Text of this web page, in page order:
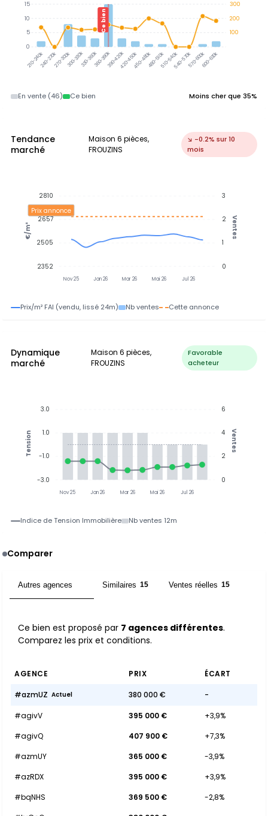
210-240k240-270k270-300k300-330k330-360k360-390k390-420k420-450k450-480k480-510k510-540k540-570k570-600k600-630k
Ce bien
300
200
100
15
10
5
0
En vente (46) Ce bien Moins cher que 35%
Tendance
marché
Maison 6 pièces,
FROUZINS
↘ -0.2% sur 10
mois
Nov 25 Jan 26 Mar 26 Mai 26 Jul 26
Prix annonce
3
2
1
0
Ventes
2810
2657
2505
2352
€/m²
Prix/m² FAI (vendu, lissé 24m) Nb ventes Cette annonce
Dynamique
marché
Maison 6 pièces,
FROUZINS
Favorable
acheteur
Nov 25 Jan 26 Mar 26 Mai 26 Jul 26
6
4
2
0
Ventes
3.0
1.0
-1.0
-3.0
Tension
Indice de Tension Immobilière Nb ventes 12m
Comparer
Autres agences Similaires 15 Ventes réelles 15
Ce bien est proposé par 7 agences différentes.
Comparez les prix et conditions.
AGENCE PRIX ÉCART
#azmUZ Actuel 380 000 € -
#agivV 395 000 €
+3,9%
#agivQ
407 900 €
+7,3%
#azmUY
365 000 €
-3,9%
#azRDX
395 000 €
+3,9%
#bqNHS
369 500 €
-2,8%